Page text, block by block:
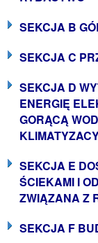
SEKCJA B
SEKCJA C
SEKCJA D
ENERGIĘ
GORĄCĄ
SEKCJA E
ŚCIEKAMI I
ZWIĄZANA Z
SEKCJA F